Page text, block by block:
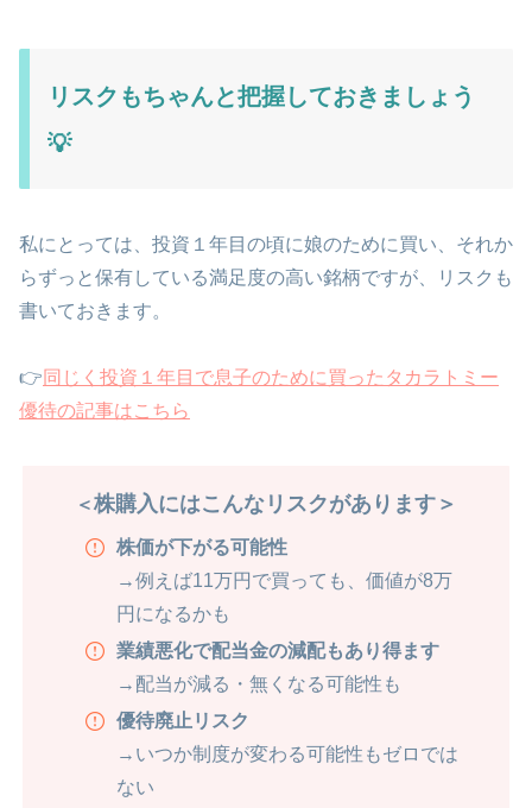
リスクもちゃんと把握しておきましょう
💡
私にとっては、投資１年目の頃に娘のために買い、それか
らずっと保有している満足度の高い銘柄ですが、リスクも
書いておきます。
👉 同じく投資１年目で息子のために買ったタカラトミー
優待の記事はこちら
＜株購入にはこんなリスクがあります＞
株価が下がる可能性
→例えば11万円で買っても、価値が8万
円になるかも
業績悪化で配当金の減配もあり得ます
→配当が減る・無くなる可能性も
優待廃止リスク
→いつか制度が変わる可能性もゼロでは
ない